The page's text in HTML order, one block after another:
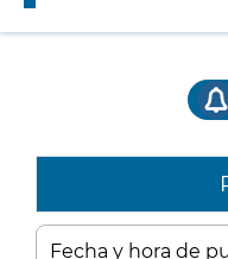
Fecha y hora de